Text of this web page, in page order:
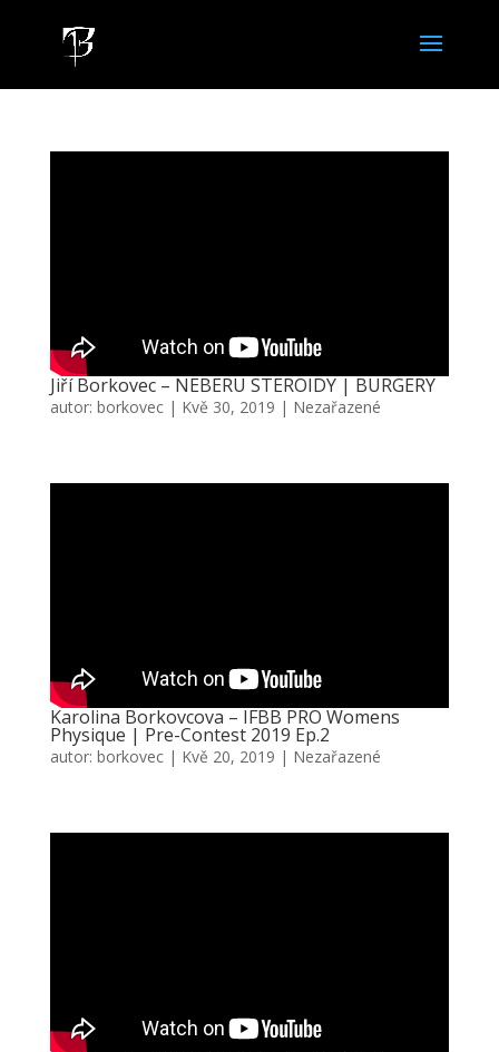
Jiří Borkovec – NEBERU STEROIDY | BURGERY
autor: borkovec| Kvě 30, 2019 | Nezařazené
Karolina Borkovcova – IFBB PRO Womens
Physique | Pre-Contest 2019 Ep.2
autor: borkovec| Kvě 20, 2019 | Nezařazené